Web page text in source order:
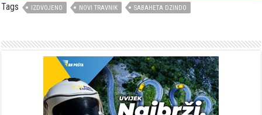
Tags IZDVOJENO NOVI TRAVNIK SABAHETA DZINDO